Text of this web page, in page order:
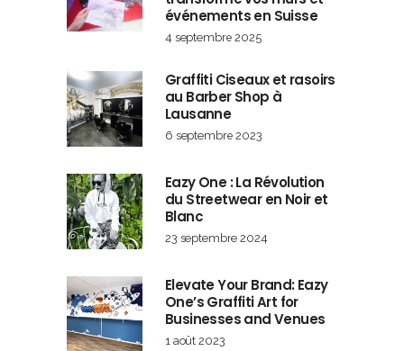
événements en Suisse
4 septembre 2025
Graffiti Ciseaux et rasoirs
au Barber Shop à
Lausanne
6 septembre 2023
Eazy One : La Révolution
du Streetwear en Noir et
Blanc
23 septembre 2024
Elevate Your Brand: Eazy
One’s Graffiti Art for
Businesses and Venues
1 août 2023